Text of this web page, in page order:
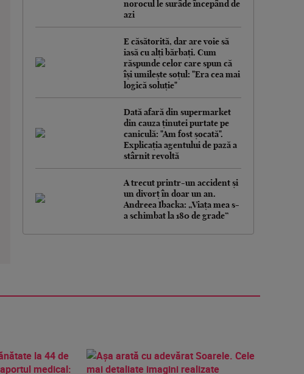
norocul le surâde începând de
azi
E căsătorită, dar are voie să
iasă cu alți bărbați. Cum
răspunde celor care spun că
își umilește soțul: "Era cea mai
logică soluție"
Dată afară din supermarket
din cauza ținutei purtate pe
caniculă: "Am fost șocată".
Explicația agentului de pază a
stârnit revoltă
A trecut printr-un accident și
un divorț în doar un an.
Andreea Ibacka: „Viața mea s-
a schimbat la 180 de grade”